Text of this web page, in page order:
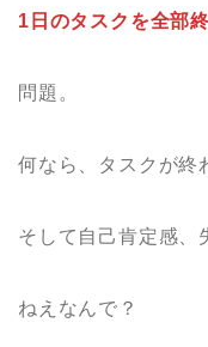
1日のタスクを全部
問題。
何なら、タスクが終
そして自己肯定感、
ねえなんで？